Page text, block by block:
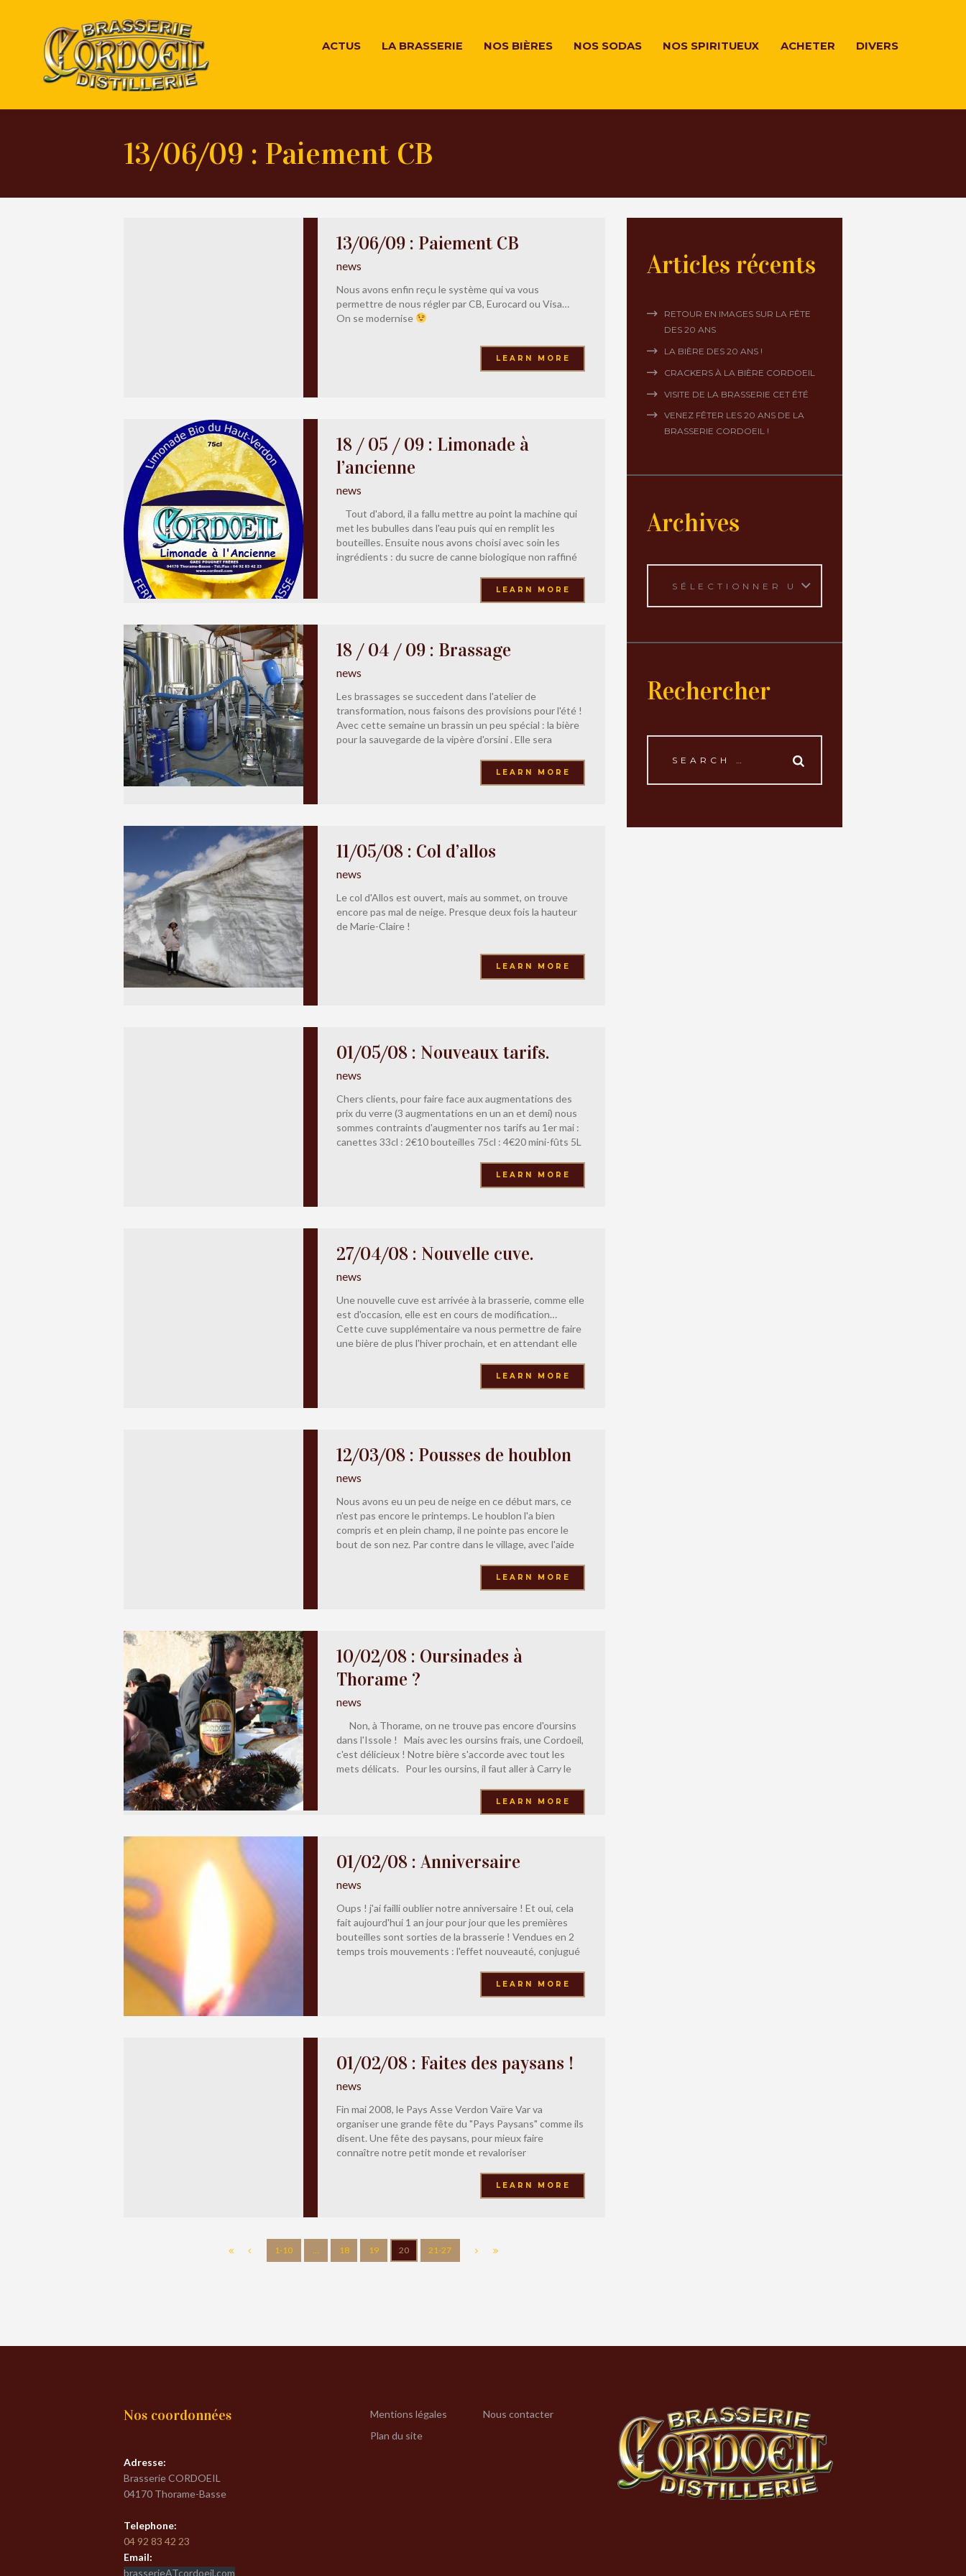
ACTUS LA BRASSERIE NOS BIÈRES NOS SODAS NOS SPIRITUEUX ACHETER DIVERS
13/06/09 : Paiement CB
13/06/09 : Paiement CB
news
Nous avons enfin reçu le système qui va vous
permettre de nous régler par CB, Eurocard ou Visa…
On se modernise
LEARN MORE
18 / 05 / 09 : Limonade à
l’ancienne
news
Tout d'abord, il a fallu mettre au point la machine qui
met les bubulles dans l'eau puis qui en remplit les
bouteilles. Ensuite nous avons choisi avec soin les
ingrédients : du sucre de canne biologique non raffiné
LEARN MORE
18 / 04 / 09 : Brassage
news
Les brassages se succedent dans l'atelier de
transformation, nous faisons des provisions pour l'été !
Avec cette semaine un brassin un peu spécial : la bière
pour la sauvegarde de la vipère d'orsini . Elle sera
seront reversés à l'association CEEP qui protège ce
LEARN MORE
11/05/08 : Col d’allos
news
Le col d'Allos est ouvert, mais au sommet, on trouve
encore pas mal de neige. Presque deux fois la hauteur
de Marie-Claire !
LEARN MORE
01/05/08 : Nouveaux tarifs.
news
Chers clients, pour faire face aux augmentations des
prix du verre (3 augmentations en un an et demi) nous
sommes contraints d'augmenter nos tarifs au 1er mai :
canettes 33cl : 2€10 bouteilles 75cl : 4€20 mini-fûts 5L
LEARN MORE
27/04/08 : Nouvelle cuve.
news
Une nouvelle cuve est arrivée à la brasserie, comme elle
est d'occasion, elle est en cours de modification…
Cette cuve supplémentaire va nous permettre de faire
une bière de plus l'hiver prochain, et en attendant elle
blanche qui va s'appeler « deuxgrains ».LEARN MORE
12/03/08 : Pousses de houblon
news
Nous avons eu un peu de neige en ce début mars, ce
n'est pas encore le printemps. Le houblon l'a bien
compris et en plein champ, il ne pointe pas encore le
bout de son nez. Par contre dans le village, avec l'aide
LEARN MORE
10/02/08 : Oursinades à
Thorame ?
news
Non, à Thorame, on ne trouve pas encore d'oursins
dans l'Issole ! Mais avec les oursins frais, une Cordoeil,
c'est délicieux ! Notre bière s'accorde avec tout les
mets délicats. Pour les oursins, il faut aller à Carry le
LEARN MORE
01/02/08 : Anniversaire
news
Oups ! j'ai failli oublier notre anniversaire ! Et oui, cela
fait aujourd'hui 1 an jour pour jour que les premières
bouteilles sont sorties de la brasserie ! Vendues en 2
temps trois mouvements : l'effet nouveauté, conjugué
déchaînée… Et pourtant elle nous en avait fait
LEARN MORE
01/02/08 : Faites des paysans !
news
Fin mai 2008, le Pays Asse Verdon Vaïre Var va
organiser une grande fête du "Pays Paysans" comme ils
disent. Une fête des paysans, pour mieux faire
connaître notre petit monde et revaloriser
des autres citoyens. Bref : Fête des paysans, Faites
LEARN MORE
1-10 18 19 20 21-27
Articles récents
RETOUR EN IMAGES SUR LA FÊTE
DES 20 ANS
LA BIÈRE DES 20 ANS !
CRACKERS À LA BIÈRE CORDOEIL
VISITE DE LA BRASSERIE CET ÉTÉ
VENEZ FÊTER LES 20 ANS DE LA
BRASSERIE CORDOEIL !
Archives
Rechercher
Nos coordonnées
Adresse:
Brasserie CORDOEIL
04170 Thorame-Basse
Telephone:
04 92 83 42 23
Email:
brasserieATcordoeil.com
Mentions légales
Nous contacter
Plan du site